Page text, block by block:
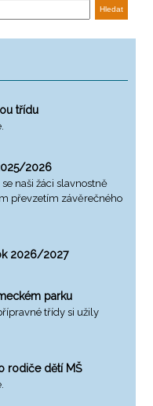
třídu
2026
naši žáci slavnostně
převzetím závěrečného
2026/2027
parku
třídy si užily
rodiče dětí MŠ